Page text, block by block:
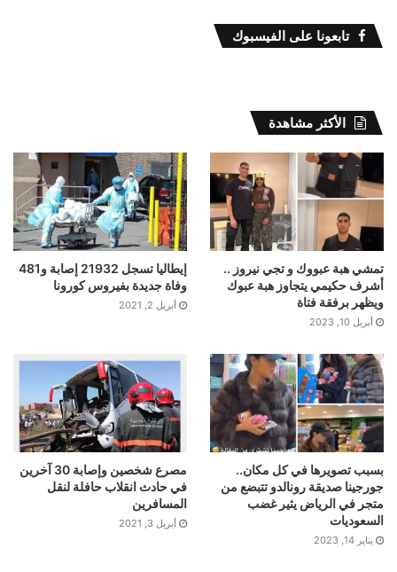
تابعونا على الفيسبوك
الأكثر مشاهدة
تمشي هبة عبووك و تجي نيروز ..
أشرف حكيمي يتجاوز هبة عبوك
ويظهر برفقة فتاة
أبريل 10, 2023
إيطاليا تسجل 21932 إصابة و481
وفاة جديدة بفيروس كورونا
أبريل 2, 2021
بسبب تصويرها في كل مكان..
جورجينا صديقة رونالدو تتبضع من
متجر في الرياض يثير غضب
السعوديات
يناير 14, 2023
مصرع شخصين وإصابة 30 آخرين
في حادث انقلاب حافلة لنقل
المسافرين
أبريل 3, 2021